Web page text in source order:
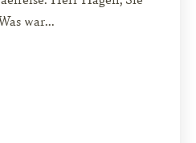
war...